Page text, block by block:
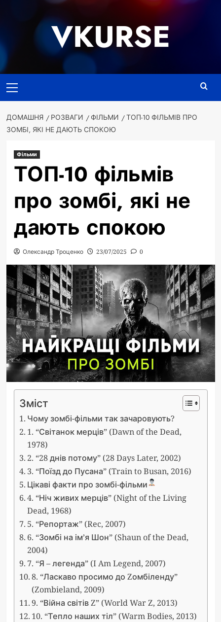
VKURSE
меню
ДОМАШНЯ РОЗВАГИ ФІЛЬМИ
ТОП-10 ФІЛЬМІВ ПРО
ЗОМБІ, ЯКІ НЕ ДАЮТЬ СПОКОЮ
Фільми
ТОП-10 фільмів
про зомбі, які не
дають спокою
Олександр Троценко 23/07/2025 0
Зміст
Чому зомбі-фільми так зачаровують?
1. “Світанок мерців” (Dawn of the Dead,
1978)
2. “28 днів потому” (28 Days Later, 2002)
3. “Поїзд до Пусана” (Train to Busan, 2016)
Цікаві факти про зомбі-фільми
4. “Ніч живих мерців” (Night of the Living
Dead, 1968)
5. “Репортаж” (Rec, 2007)
6. “Зомбі на ім’я Шон” (Shaun of the Dead,
2004)
7. “Я – легенда” (I Am Legend, 2007)
8. “Ласкаво просимо до Zомбіленду”
(Zombieland, 2009)
9. “Війна світів Z” (World War Z, 2013)
10. “Тепло наших тіл” (Warm Bodies, 2013)